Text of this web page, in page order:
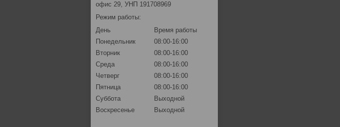
офис 29, УНП 191708969
Режим работы:
День
Время работы
Понедельник
08:00-16:00
Вторник
08:00-16:00
Среда
08:00-16:00
Четверг
08:00-16:00
Пятница
08:00-16:00
Суббота
Выходной
Воскресенье
Выходной